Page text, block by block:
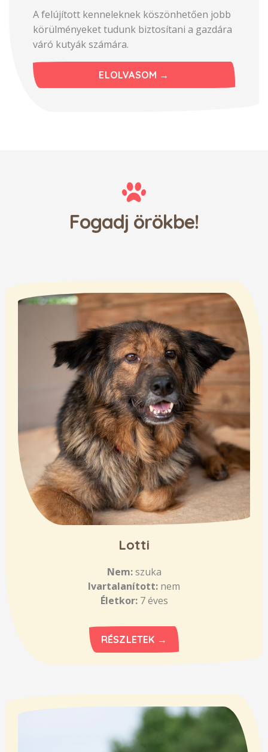
A felújított kenneleknek köszönhetően jobb
körülményeket tudunk biztosítani a gazdára
váró kutyák számára.
ELOLVASOM →
Fogadj örökbe!
Lotti
Nem:szuka
Ivartalanított: nem
Életkor:7 éves
RÉSZLETEK →